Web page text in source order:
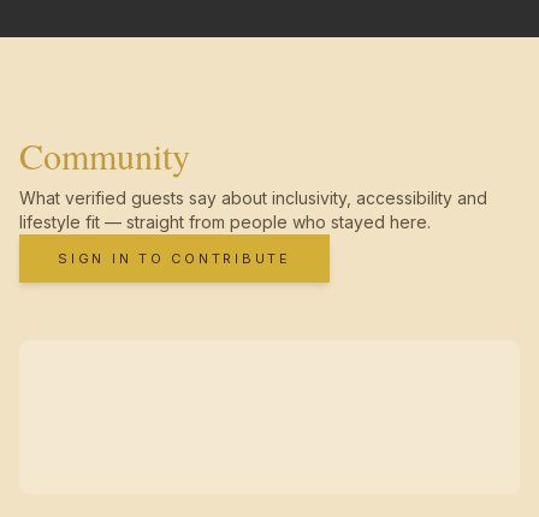
Community
What verified guests say about inclusivity, accessibility and
lifestyle fit — straight from people who stayed here.
SIGN IN TO CONTRIBUTE